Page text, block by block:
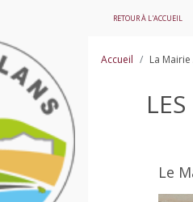
RETOUR À L'ACCUEIL
Accueil La
Le